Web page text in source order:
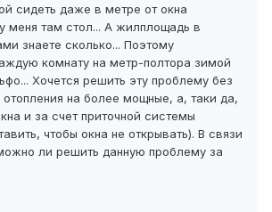
сидеть даже в метре от окна
меня там стол... А жилплощадь в
знаете сколько... Поэтому
комнату на метр-полтора зимой
Хочется решить эту проблему без
на более мощные, а, таки да,
и за счет приточной системы
чтобы окна не открывать). В связи
ли решить данную проблему за